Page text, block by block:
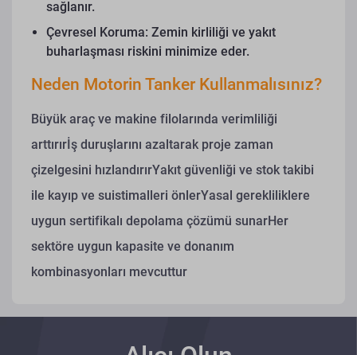
sağlanır.
Çevresel Koruma: Zemin kirliliği ve yakıt
buharlaşması riskini minimize eder.
Neden Motorin Tanker Kullanmalısınız?
Büyük araç ve makine filolarında verimliliği
arttırırİş duruşlarını azaltarak proje zaman
çizelgesini hızlandırırYakıt güvenliği ve stok takibi
ile kayıp ve suistimalleri önlerYasal gerekliliklere
uygun sertifikalı depolama çözümü sunarHer
sektöre uygun kapasite ve donanım
kombinasyonları mevcuttur